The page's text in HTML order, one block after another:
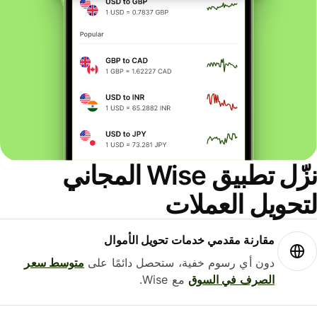
نزّل تطبيق Wise المجاني
العملات
مقارنة مقدمي خدمات تحويل الأموال
دون أي رسوم خفية، ستحصل دائمًا علىمتوسط ​​سعر
الصرف في السوقمع Wise.